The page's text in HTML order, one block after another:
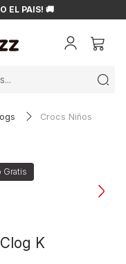
EL PAÍS! 🚚
Crocs Niños
K